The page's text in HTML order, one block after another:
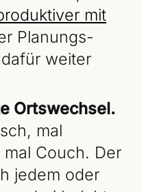
mit
Planungs-
weiter
Ortswechsel.
mal
Couch. Der
jedem oder